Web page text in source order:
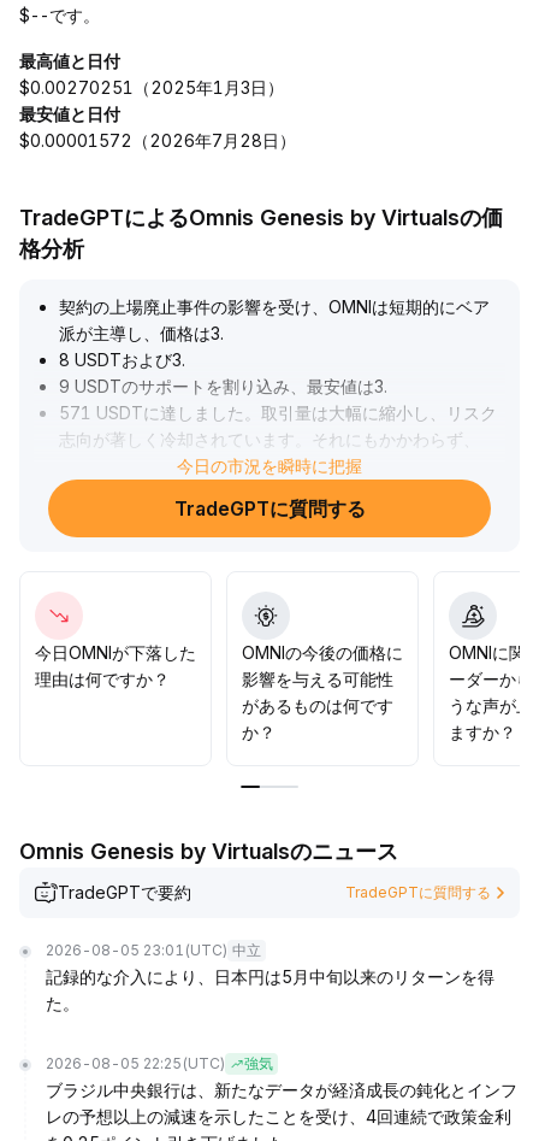
$--です。
最高値と日付
$0.00270251（2025年1月3日）
最安値と日付
$0.00001572（2026年7月28日）
TradeGPTによるOmnis Genesis by Virtualsの価
格分析
契約の上場廃止事件の影響を受け、OMNIは短期的にベア
派が主導し、価格は3.
8 USDTおよび3.
9 USDTのサポートを割り込み、最安値は3.
571 USDTに達しました。取引量は大幅に縮小し、リスク
志向が著しく冷却されています。それにもかかわらず、
OmniVaultは一日あたりの収益で新たな高値を記録し、コ
アエコシステムが安定した内生的収益能力を備えているこ
とを示しています。短期的には下支えとなる3
し、中長期的には主要なサポートポイントで段階的に参入
し、市場の再評価を静かに待つことが可能です。
今日の市況を瞬時に把握
TradeGPTに質問する
今日OMNIが下落した
理由は何ですか？
OMNIの今後の価格に
影響を与える可能性
があるものは何です
か？
OMNIに関
ーダーから
うな声が上
ますか？
Omnis Genesis by Virtualsのニュース
TradeGPTで要約 TradeGPTに質問する
2026-08-05 23:01 (UTC) 中立
記録的な介入により、日本円は5月中旬以来のリターンを得
た。
2026-08-05 22:25 (UTC) 強気
ブラジル中央銀行は、新たなデータが経済成長の鈍化とインフ
レの予想以上の減速を示したことを受け、4回連続で政策金利